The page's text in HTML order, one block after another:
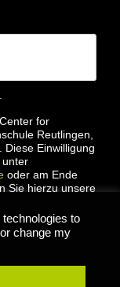
for
Reutlingen,
Einwilligung
unter
oder am Ende
Sie hierzu unsere
to
change my